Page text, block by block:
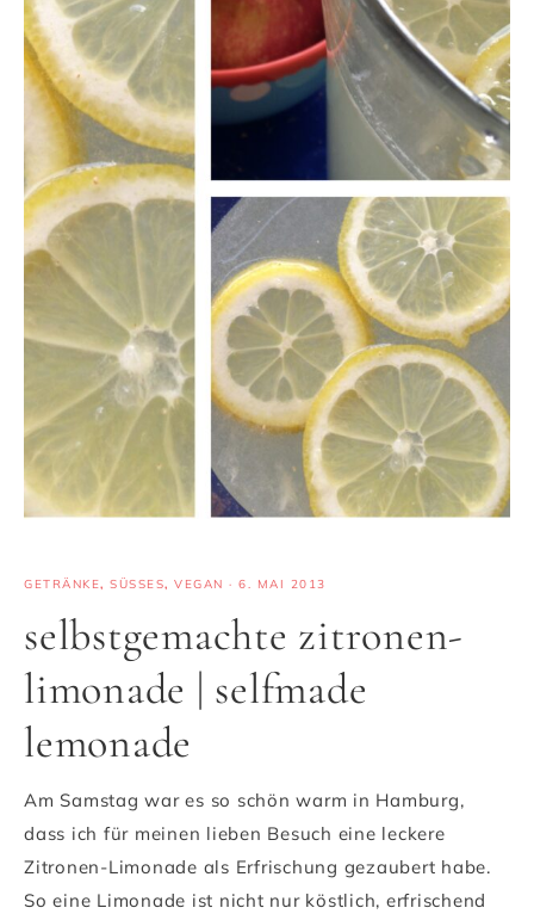
GETRÄNKE, SÜSSES , VEGAN · 6. MAI 2013
selbstgemachte zitronen-
limonade | selfmade
lemonade
Am Samstag war es so schön warm in Hamburg,
dass ich für meinen lieben Besuch eine leckere
Zitronen-Limonade als Erfrischung gezaubert habe.
So eine Limonade ist nicht nur köstlich, erfrischend